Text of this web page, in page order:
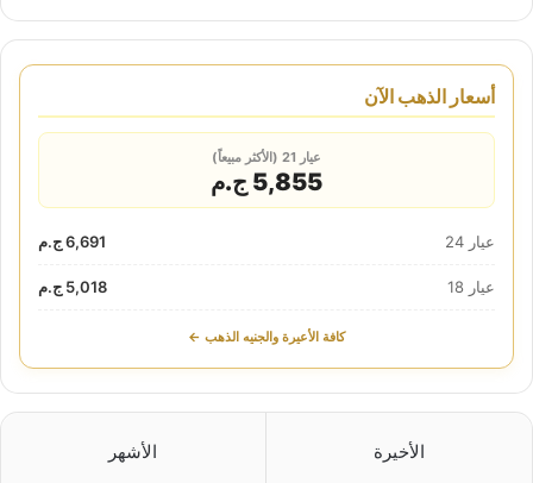
أسعار الذهب الآن
عيار 21 (الأكثر مبيعاً)
5,855 ج.م
عيار 24 6,691 ج.م
عيار 18 5,018 ج.م
كافة الأعيرة والجنيه الذهب ←
الأخيرة الأشهر